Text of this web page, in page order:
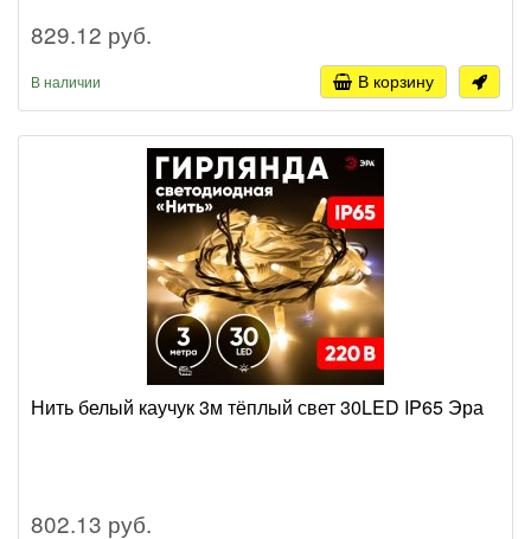
829.12 руб.
В наличии В корзину
Нить белый каучук 3м тёплый свет 30LED IP65 Эра
802.13 руб.